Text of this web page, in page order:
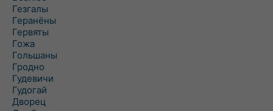
Гезгалы
Геранёны
Гервяты
Гожа
Гольшаны
Гродно
Гудевичи
Гудогай
Дворец